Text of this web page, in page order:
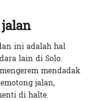
ini adalah hal
lain di Solo.
mendadak
jalan,
di halte.